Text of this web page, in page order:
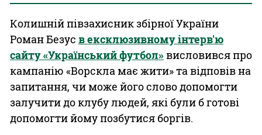
Колишній півзахисник збірної України
Роман Безус в ексклюзивному інтерв'ю
сайту «Український футбол»висловився про
кампанію «Ворскла має жити» та відповів на
запитання, чи може його слово допомогти
залучити до клубу людей, які були б готові
допомогти йому позбутися боргів.